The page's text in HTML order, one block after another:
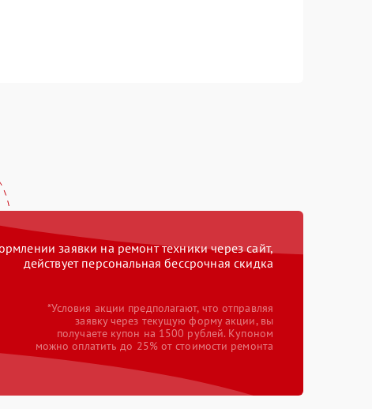
заявки на ремонт техники через сайт,
действует персональная бессрочная скидка
*Условия акции предполагают, что отправляя
заявку через текущую форму акции, вы
получаете купон на 1500 рублей. Купоном
можно оплатить до 25% от стоимости ремонта